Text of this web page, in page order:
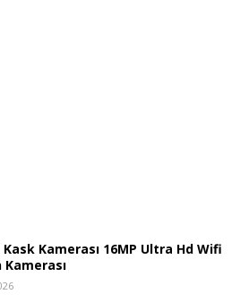
Kamerası 16MP Ultra Hd Wifi